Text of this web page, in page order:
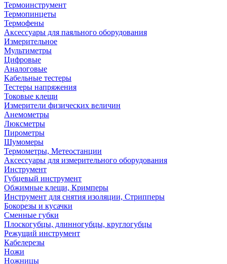
Термоинструмент
Термопинцеты
Термофены
Аксессуары для паяльного оборудования
Измерительное
Мультиметры
Цифровые
Аналоговые
Кабельные тестеры
Тестеры напряжения
Токовые клещи
Измерители физических величин
Анемометры
Люксметры
Пирометры
Шумомеры
Термометры, Метеостанции
Аксессуары для измерительного оборудования
Инструмент
Губцевый инструмент
Обжимные клещи, Кримперы
Инструмент для снятия изоляции, Стрипперы
Бокорезы и кусачки
Сменные губки
Плоскогубцы, длинногубцы, круглогубцы
Режущий инструмент
Кабелерезы
Ножи
Ножницы